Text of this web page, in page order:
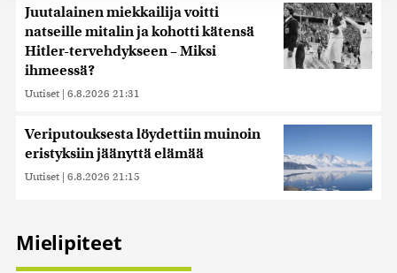
jaamme sosiaalisen median, mainosalan ja analytiikka-
alan kumppaneillemme tietoja siitä, miten käytät
sivustoamme. Kumppanimme voivat yhdistää näitä
tietoja muihin tietoihin, joita olet antanut heille tai joita on
saatetaan myös siirtää ulkomaille.
Juutalainen miekkailija voitti
natseille mitalin ja kohotti kätensä
Hitler-tervehdykseen – Miksi
ihmeessä?
Uutiset | 6.8.2026 21:31
Veriputouksesta löydettiin muinoin
eristyksiin jäänyttä elämää
Uutiset | 6.8.2026 21:15
Mielipiteet